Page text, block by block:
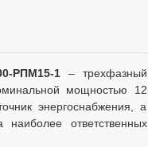
РПМ15-1– трехфазный
мощностью 12
энергоснабжения, а
ответственных